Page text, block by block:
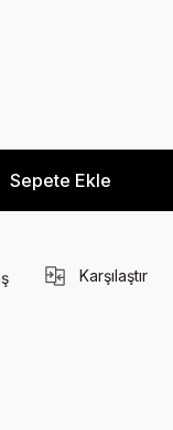
Sepete Ekle
Karşılaştır